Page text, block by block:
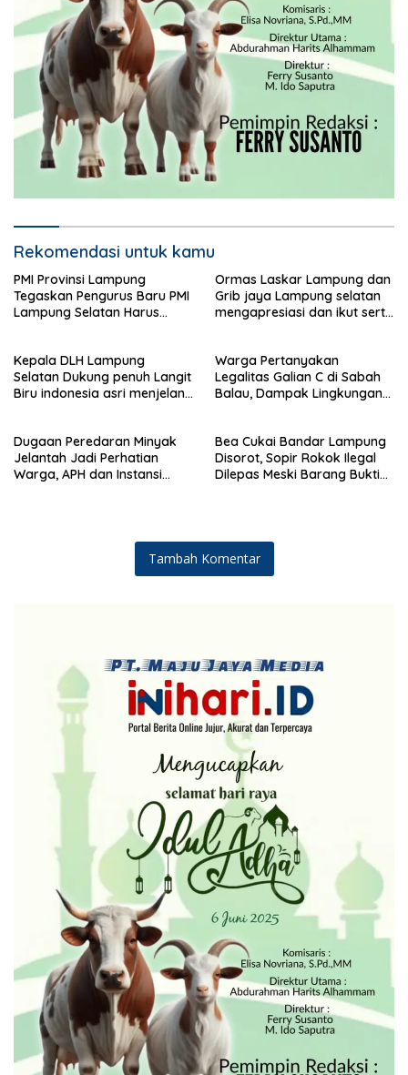
Rekomendasi untuk kamu
PMI Provinsi Lampung
Tegaskan Pengurus Baru PMI
Lampung Selatan Harus
Ormas Laskar Lampung dan
Grib jaya Lampung selatan
mengapresiasi dan ikut serta
(dewan pimpinan cabang)
Partai Demokrat Lampung
Selatan gelar aksi bersih-
Kepala DLH Lampung
Selatan Dukung penuh Langit
Biru indonesia asri menjelang
Warga Pertanyakan
Legalitas Galian C di Sabah
Balau, Dampak Lingkungan
Dugaan Peredaran Minyak
Jelantah Jadi Perhatian
Warga, APH dan Instansi
Bea Cukai Bandar Lampung
Disorot, Sopir Rokok Ilegal
Dilepas Meski Barang Bukti
Tambah Komentar